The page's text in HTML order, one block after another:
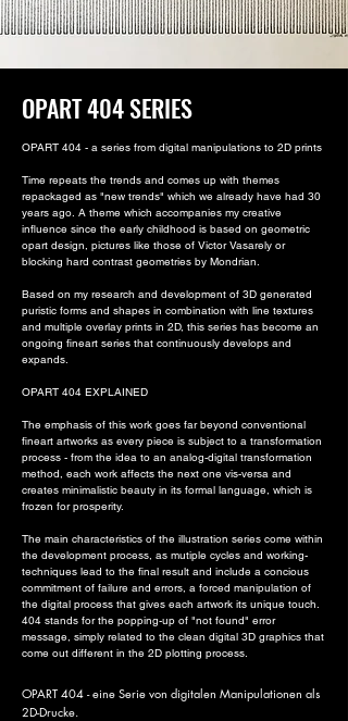
OPART 404 SERIES
OPART 404 - a series from digital manipulations to 2D prints
Time repeats the trends and comes up with themes
repackaged as "new trends" which we already have had 30
years ago. ​A theme which accompanies my creative
influence since the early childhood is based on geometric
opart design, pictures like those of Victor Vasarely or
blocking hard contrast geometries by Mondrian.
Based on my research and development of 3D generated
puristic forms and shapes in combination with line textures
and multiple overlay prints in 2D, this series has become an
ongoing fineart series that continuously develops and
expands.
OPART 404 EXPLAINED
The emphasis of this work goes far beyond conventional
fineart artworks as every piece is subject to a transformation
process - from the idea to an analog-digital transformation
method, each work affects the next one vis-versa and
creates minimalistic beauty in its formal language, which is
frozen for prosperity.
The main characteristics of the illustration series come within
the development process, as mutiple cycles and working-
techniques lead to the final result and include a concious
commitment of failure and errors, a forced manipulation of
the digital process that gives each artwork its unique touch.
404 stands for the popping-up of "not found" error
message, simply related to the clean digital 3D graphics that
come out different in the 2D plotting process.
OPART 404 - eine Serie von digitalen Manipulationen als
2D-Drucke.